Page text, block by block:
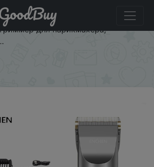
для стрижки волос Youpin Enchen,
аккумуляторная машинка для
для парикмахера,